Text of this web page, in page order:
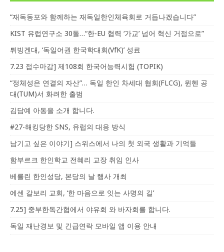
“재독동포와 함께하는 재독일한인체육회로 거듭나겠습니다”
KIST 유럽연구소 30돌…“한-EU 협력 ‘가교’ 넘어 혁신 거점으로”
튀빙겐대, ‘독일어권 한국학대회(VfK)’ 성료
7.23 접수마감] 제108회 한국어능력시험 (TOPIK)
“정체성은 연결의 자산”… 독일 한인 차세대 협회(FLCG), 뮌헨 공
대(TUM)서 화려한 출범
김담예 아동을 소개 합니다.
#27-해킹당한 SNS, 유럽의 대응 방식
남기고 싶은 이야기] 스위스에서 나의 첫 외국 생활과 기억들
함부르크 한인학교 전혜리 교장 취임 인사
베를린 한인성당, 본당의 날 행사 개최
에센 갈보리 교회, ‘한 마음으로 잇는 사명의 길’
7.25] 중부한독간협에서 야유회 와 바자회를 합니다.
독일 재난경보 및 긴급연락 모바일 앱 이용 안내